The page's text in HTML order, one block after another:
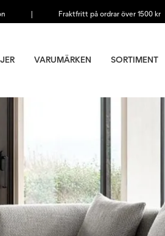
| Fraktfritt på ordrar över 1500 kr
VARUMÄRKEN SORTIMENT